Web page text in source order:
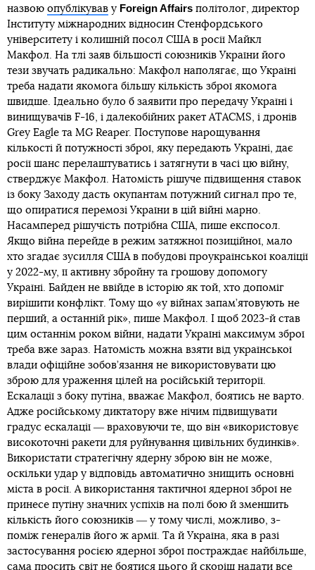
назвою опублікував у Foreign Affairs політолог, директор
Інституту міжнародних відносин Стенфордського
університету і колишній посол США в росії Майкл
Макфол. На тлі заяв більшості союзників України його
тези звучать радикально: Макфол наполягає, що Україні
треба надати якомога більшу кількість зброї якомога
швидше. Ідеально було б заявити про передачу Україні і
винищувачів F-16, і далекобійних ракет ATACMS, і дронів
Grey Eagle та MG Reaper. Поступове нарощування
кількості й потужності зброї, яку передають Україні, дає
росії шанс перелаштуватись і затягнути в часі цю війну,
стверджує Макфол. Натомість рішуче підвищення ставок
із боку Заходу дасть окупантам потужний сигнал про те,
що опиратися перемозі України в цій війні марно.
Насамперед рішучість потрібна США, пише експосол.
Якщо війна перейде в режим затяжної позиційної, мало
хто згадає зусилля США в побудові проукраїнської коаліції
у 2022-му, її активну збройну та грошову допомогу
Україні. Байден не ввійде в історію як той, хто допоміг
вирішити конфлікт. Тому що «у війнах запам’ятовують не
перший, а останній рік», пише Макфол. І щоб 2023-й став
цим останнім роком війни, надати Україні максимум зброї
треба вже зараз. Натомість можна взяти від української
влади офіційне зобов’язання не використовувати цю
зброю для ураження цілей на російській території.
Ескалації з боку путіна, вважає Макфол, боятись не варто.
Адже російському диктатору вже нічим підвищувати
градус ескалації ― враховуючи те, що він «використовує
високоточні ракети для руйнування цивільних будинків».
Використати стратегічну ядерну зброю він не може,
оскільки удар у відповідь автоматично знищить основні
міста в росії. А використання тактичної ядерної зброї не
принесе путіну значних успіхів на полі бою й зменшить
кількість його союзників ― у тому числі, можливо, з-
поміж генералів його ж армії. Та й Україна, яка в разі
застосування росією ядерної зброї постраждає найбільше,
сама просить світ не боятися цього й скоріш надати все